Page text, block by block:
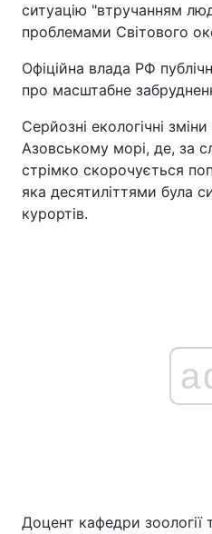
ситуацію "втручанням
проблемами Світового
Офіційна влада РФ
про масштабне
Серйозні екологічні
Азовському морі, де, за
стрімко скорочується
яка десятиліттями була
курортів.
Доцент кафедри зоології